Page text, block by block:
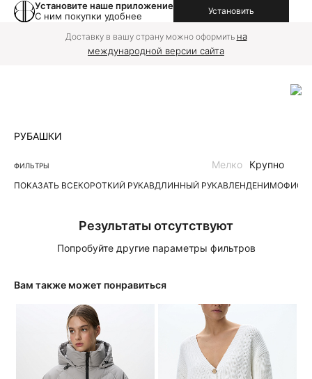
Установите наше приложение
С ним покупки удобнее
Установить
Доставку в вашу страну можно оформить на
международной версии сайта
РУБАШКИ
ФИЛЬТРЫ
ПОКАЗАТЬ ВСЕКОРОТКИЙ РУКАВДЛИННЫЙ РУКАВЛЕНДЕНИМОФИС
Мелко Крупно
Результаты отсутствуют
Попробуйте другие параметры фильтров
Вам также может понравиться